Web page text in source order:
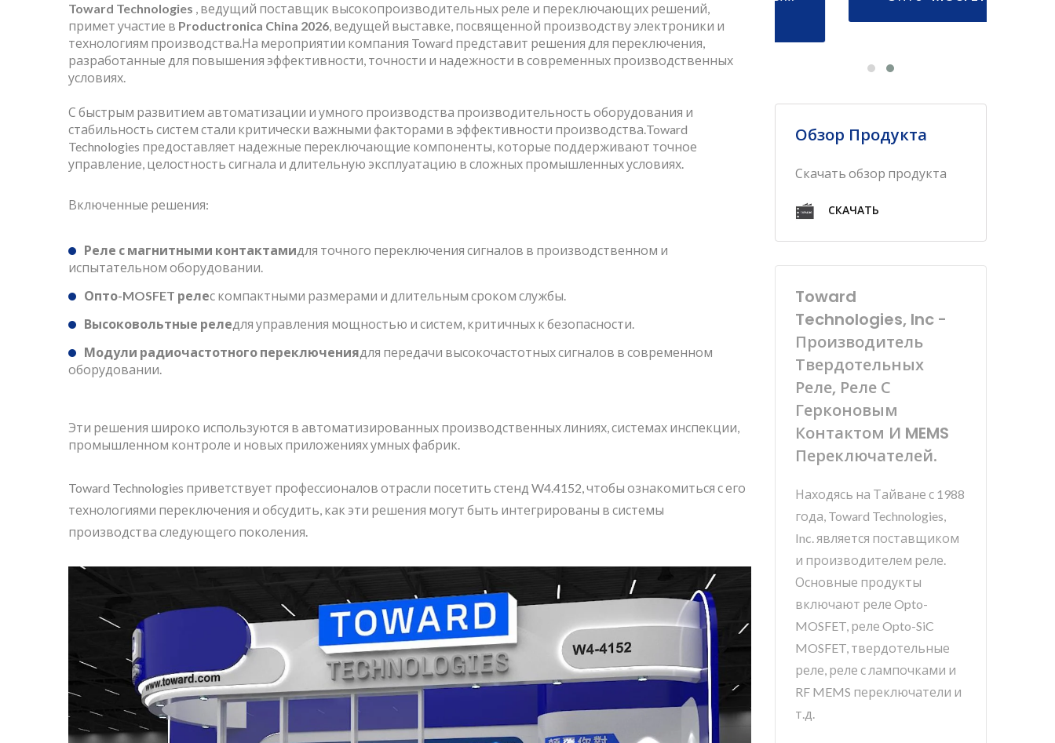
Toward Technologies , ведущий поставщик высокопроизводительных реле и переключающих решений,
примет участие в Productronica China 2026, ведущей выставке, посвященной производству электроники и
технологиям производства.На мероприятии компания Toward представит решения для переключения,
разработанные для повышения эффективности, точности и надежности в современных производственных
условиях.
С быстрым развитием автоматизации и умного производства производительность оборудования и
стабильность систем стали критически важными факторами в эффективности производства.Toward
Technologies предоставляет надежные переключающие компоненты, которые поддерживают точное
управление, целостность сигнала и длительную эксплуатацию в сложных промышленных условиях.
Включенные решения:
Реле с магнитными контактамидля точного переключения сигналов в производственном и
испытательном оборудовании.
Опто-MOSFET релес компактными размерами и длительным сроком службы.
Высоковольтные реледля управления мощностью и систем, критичных к безопасности.
Модули радиочастотного переключениядля передачи высокочастотных сигналов в современном
оборудовании.
Эти решения широко используются в автоматизированных производственных линиях, системах инспекции,
промышленном контроле и новых приложениях умных фабрик.
Toward Technologies приветствует профессионалов отрасли посетить стенд W4.4152, чтобы ознакомиться с его
технологиями переключения и обсудить, как эти решения могут быть интегрированы в системы
производства следующего поколения.
Контактом
Контактом
Обзор Продукта
Скачать обзор продукта
СКАЧАТЬ
Toward
Technologies, Inc -
Производитель
Твердотельных
Реле, Реле С
Герконовым
Контактом И MEMS
Переключателей.
Находясь на Тайване с 1988
года, Toward Technologies,
Inc. является поставщиком
и производителем реле.
Основные продукты
включают реле Opto-
MOSFET, реле Opto-SiC
MOSFET, твердотельные
реле, реле с лампочками и
RF MEMS переключатели и
т.д.